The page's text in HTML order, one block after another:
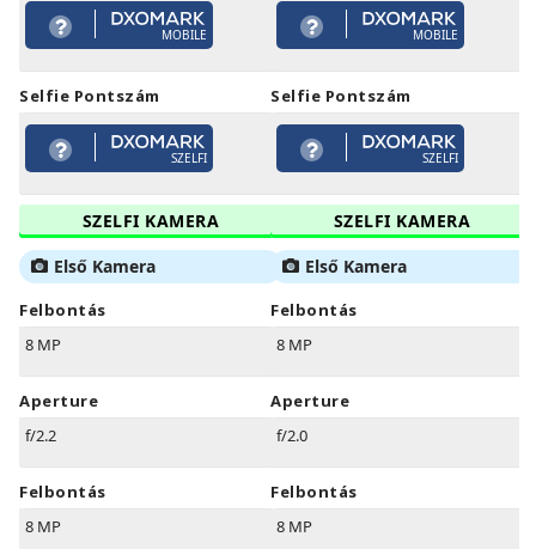
MOBILE
Selfie Pontszám
SZELFI
SZELFI KAMERA
Első Kamera
Felbontás
8 MP
Aperture
f/2.2
Felbontás
8 MP
MOBILE
Selfie Pontszám
SZELFI
SZELFI KAMERA
Első Kamera
Felbontás
8 MP
Aperture
f/2.0
Felbontás
8 MP